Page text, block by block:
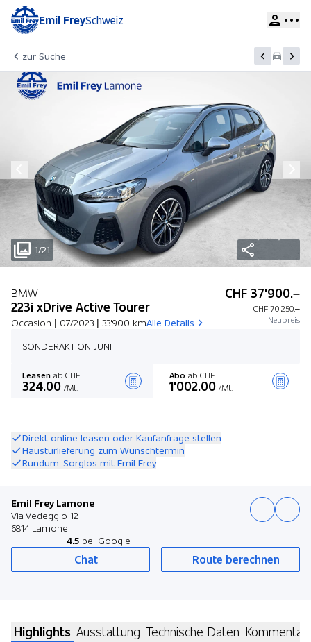
Emil FreySchweiz
zur Suche
1/21
BMW
223i xDrive Active Tourer
Occasion | 07/2023 | 33'900 kmAlle Details
CHF 37'900.–
CHF 70'250.–
Neupreis
SONDERAKTION JUNI
Leasen ab CHF
324.00 /Mt.
Abo ab CHF
1'002.00 /Mt.
Direkt online leasen oder Kaufanfrage stellen
Haustürlieferung zum Wunschtermin
Rundum-Sorglos mit Emil Frey
Emil Frey Lamone
Via Vedeggio 12
6814 Lamone
4.5 bei Google
Chat Route berechnen
Highlights Ausstattung Technische Daten Kommentar